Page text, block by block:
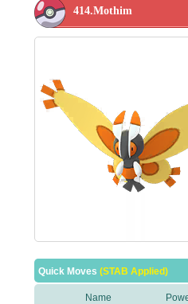
414.Mothim
Quick Moves (STAB Applied)
Name